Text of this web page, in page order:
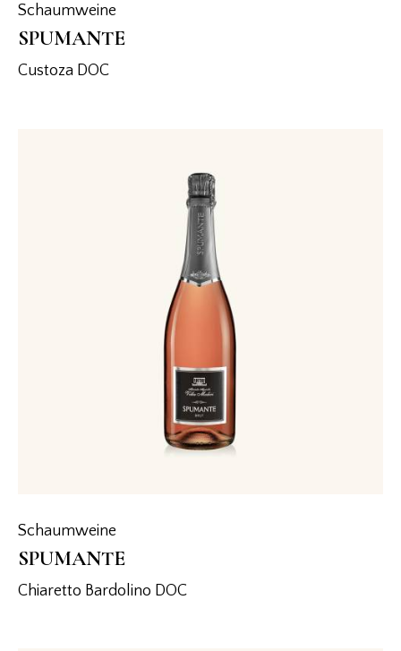
Schaumweine
SPUMANTE
Custoza DOC
Schaumweine
SPUMANTE
Chiaretto Bardolino DOC